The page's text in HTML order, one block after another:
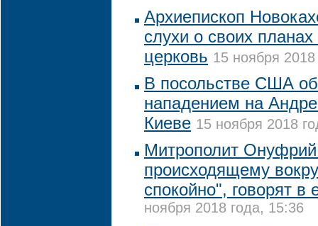
Архиепископ
слухи о своих
церковь 15 ноября
В посольстве США
нападением на
Киеве 15 ноября 2018
Митрополит Онуфрий
происходящему
спокойно", говорят в
ноября 2018 года, 15:36